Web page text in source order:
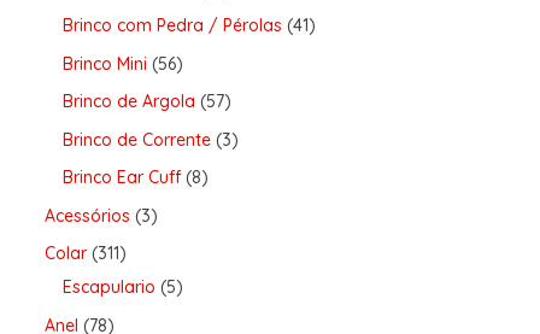
Brinco com Pedra / Pérolas 41
Brinco Mini 56
Brinco de Argola 57
Brinco de Corrente 3
Brinco Ear Cuff 8
Acessórios 3
Colar 311
Escapulario 5
Anel 78